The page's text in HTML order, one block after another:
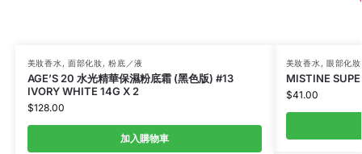
美妝香水 , 面部化妝,粉底／液
AGE’S 20 水光精華保濕粉底霜 (黑色版) #13
IVORY WHITE 14G X 2
$128.00
加入購物車
美妝香水 , 眼部化妝
MISTINE
$41.00